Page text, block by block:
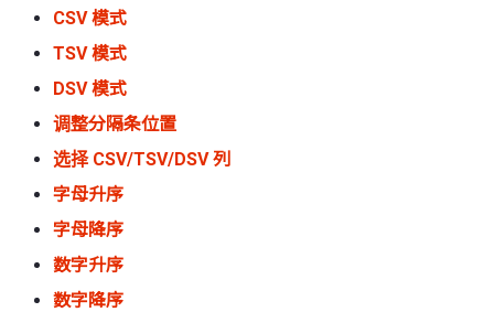
CSV 模式
TSV 模式
DSV 模式
调整分隔条位置
选择 CSV/TSV/DSV 列
字母升序
字母降序
数字升序
数字降序